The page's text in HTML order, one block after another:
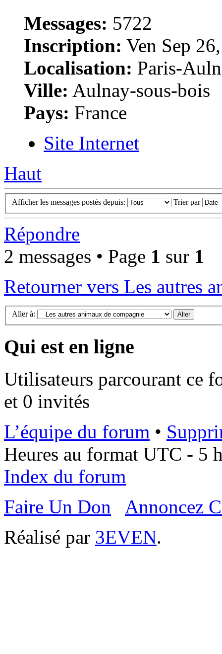
Messages: 5722
Inscription: Ven Sep
Localisation: Paris-
Ville: Aulnay-sous-bois
Pays: France
Site Internet
Haut
Afficher les messages postés depuis: Trier par
Répondre
2 messages • Page 1 sur 1
Retourner vers Les autres
Aller à:
Qui est en ligne
Utilisateurs parcourant ce
et 0 invités
L’équipe du forum •
Heures au format UTC - 5
Index du forum
Faire Un Don
Annoncez
Réalisé par 3EVEN.